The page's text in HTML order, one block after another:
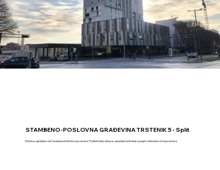
STAMBENO-POSLOVNA GRAĐEVINA TRSTENIK 5 - Split
Dobava, ugradnja i održavanje portafonskog sustava. Projektiranje, dobava, ugradnja i puštanje u pogon videonadzornog sustava.